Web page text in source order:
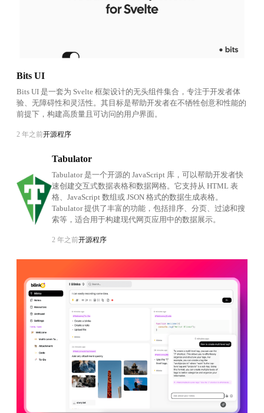
Bits UI
Bits UI 是一套为 Svelte 框架设计的无头组件集合，专注于开发者体
验、无障碍性和灵活性。其目标是帮助开发者在不牺牲创意和性能的
前提下，构建高质量且可访问的用户界面。
2 年之前开源程序
Tabulator
Tabulator 是一个开源的 JavaScript 库，可以帮助开发者快
速创建交互式数据表格和数据网格。它支持从 HTML 表
格、JavaScript 数组或 JSON 格式的数据生成表格。
Tabulator 提供了丰富的功能，包括排序、分页、过滤和搜
索等，适合用于构建现代网页应用中的数据展示。
2 年之前开源程序